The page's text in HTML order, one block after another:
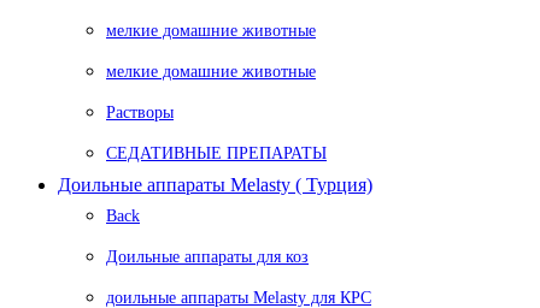
мелкие домашние животные
мелкие домашние животные
Растворы
СЕДАТИВНЫЕ ПРЕПАРАТЫ
Доильные аппараты Melasty ( Турция)
Back
Доильные аппараты для коз
доильные аппараты Melasty для КРС